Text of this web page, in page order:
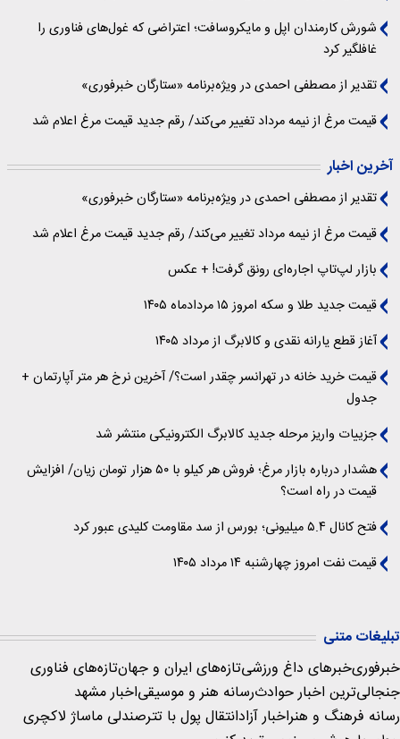
شورش کارمندان اپل و مایکروسافت؛ اعتراضی که غول‌های فناوری را
غافلگیر کرد
تقدیر از مصطفی احمدی در ویژه‌برنامه «ستارگان خبرفوری»
قیمت مرغ از نیمه مرداد تغییر می‌کند/ رقم جدید قیمت مرغ اعلام شد
آخرین اخبار
تقدیر از مصطفی احمدی در ویژه‌برنامه «ستارگان خبرفوری»
قیمت مرغ از نیمه مرداد تغییر می‌کند/ رقم جدید قیمت مرغ اعلام شد
بازار لپ‌تاپ اجاره‌ای رونق گرفت! + عکس
قیمت جدید طلا و سکه امروز ۱۵ مردادماه ۱۴۰۵
آغاز قطع یارانه نقدی و کالابرگ از مرداد ۱۴۰۵
قیمت خرید خانه در تهرانسر چقدر است؟/ آخرین نرخ هر متر آپارتمان +
جدول
جزییات واریز مرحله جدید کالابرگ الکترونیکی منتشر شد
هشدار درباره بازار مرغ؛ فروش هر کیلو با ۵۰ هزار تومان زیان/ افزایش
قیمت در راه است؟
فتح کانال ۵.۴ میلیونی؛ بورس از سد مقاومت کلیدی عبور کرد
قیمت نفت امروز چهارشنبه ۱۴ مرداد ۱۴۰۵
تبلیغات متنی
خبرفوریخبرهای داغ ورزشیتازه‌های ایران و جهانتازه‌های فناوری
جنجالی‌ترین اخبار حوادثرسانه هنر و موسیقیاخبار مشهد
رسانه فرهنگ و هنراخبار آزادانتقال پول با تترصندلی ماساژ لاکچری